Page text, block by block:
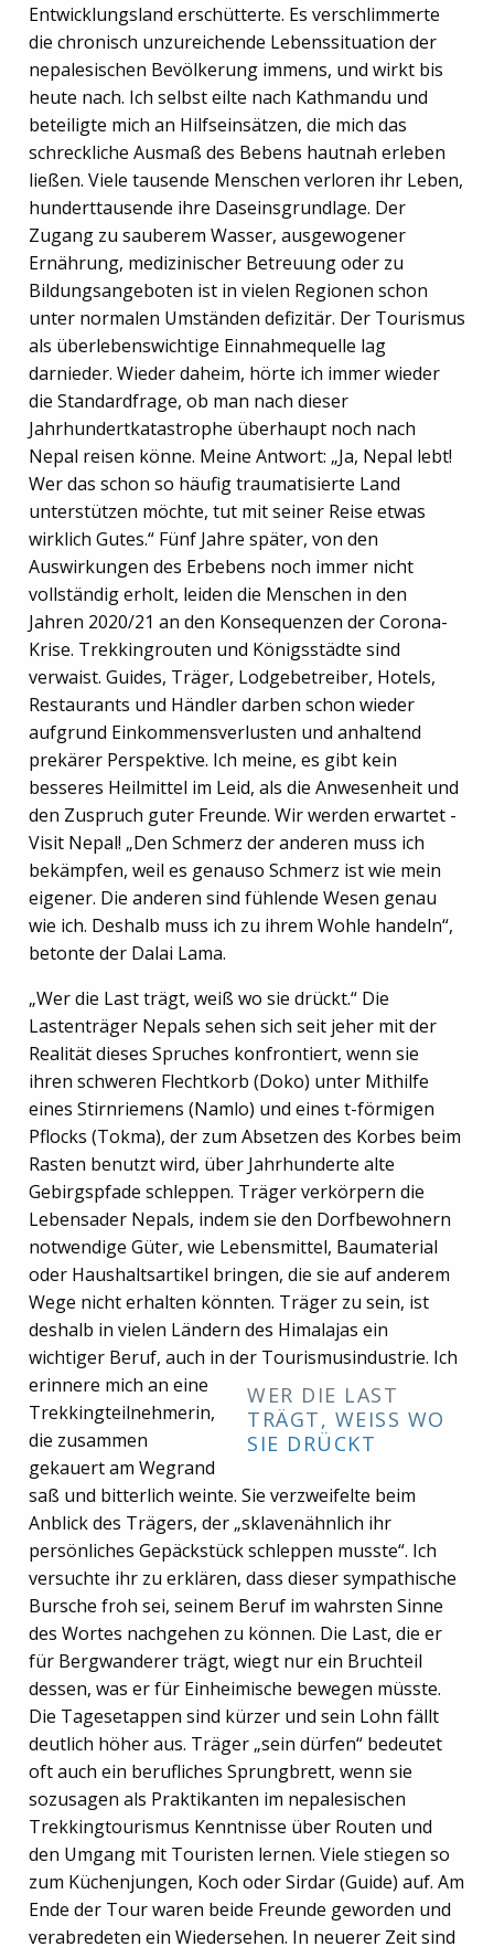
Entwicklungsland erschütterte. Es verschlimmerte
die chronisch unzureichende Lebenssituation der
nepalesischen Bevölkerung immens, und wirkt bis
heute nach. Ich selbst eilte nach Kathmandu und
beteiligte mich an Hilfseinsätzen, die mich das
schreckliche Ausmaß des Bebens hautnah erleben
ließen. Viele tausende Menschen verloren ihr Leben,
hunderttausende ihre Daseinsgrundlage. Der
Zugang zu sauberem Wasser, ausgewogener
Ernährung, medizinischer Betreuung oder zu
Bildungsangeboten ist in vielen Regionen schon
unter normalen Umständen defizitär. Der Tourismus
als überlebenswichtige Einnahmequelle lag
darnieder. Wieder daheim, hörte ich immer wieder
die Standardfrage, ob man nach dieser
Jahrhundertkatastrophe überhaupt noch nach
Nepal reisen könne. Meine Antwort: „Ja, Nepal lebt!
Wer das schon so häufig traumatisierte Land
unterstützen möchte, tut mit seiner Reise etwas
wirklich Gutes.“ Fünf Jahre später, von den
Auswirkungen des Erbebens noch immer nicht
vollständig erholt, leiden die Menschen in den
Jahren 2020/21 an den Konsequenzen der Corona-
Krise. Trekkingrouten und Königsstädte sind
verwaist. Guides, Träger, Lodgebetreiber, Hotels,
Restaurants und Händler darben schon wieder
aufgrund Einkommensverlusten und anhaltend
prekärer Perspektive. Ich meine, es gibt kein
besseres Heilmittel im Leid, als die Anwesenheit und
den Zuspruch guter Freunde. Wir werden erwartet -
Visit Nepal! „Den Schmerz der anderen muss ich
bekämpfen, weil es genauso Schmerz ist wie mein
eigener. Die anderen sind fühlende Wesen genau
wie ich. Deshalb muss ich zu ihrem Wohle handeln“,
betonte der Dalai Lama.
„Wer die Last trägt, weiß wo sie drückt.“ Die
Lastenträger Nepals sehen sich seit jeher mit der
Realität dieses Spruches konfrontiert, wenn sie
ihren schweren Flechtkorb (Doko) unter Mithilfe
eines Stirnriemens (Namlo) und eines t-förmigen
Pflocks (Tokma), der zum Absetzen des Korbes beim
Rasten benutzt wird, über Jahrhunderte alte
Gebirgspfade schleppen. Träger verkörpern die
Lebensader Nepals, indem sie den Dorfbewohnern
notwendige Güter, wie Lebensmittel, Baumaterial
oder Haushaltsartikel bringen, die sie auf anderem
Wege nicht erhalten könnten. Träger zu sein, ist
deshalb in vielen Ländern des Himalajas ein
wichtiger Beruf, auch in der Tourismusindustrie.
WER DIE LAST
TRÄGT, WEISS WO S
IE DRÜCKT
Ich
erinnere mich an eine
Trekkingteilnehmerin,
die zusammen
gekauert am Wegrand
saß und bitterlich weinte. Sie verzweifelte beim
Anblick des Trägers, der „sklavenähnlich ihr
persönliches Gepäckstück schleppen musste“. Ich
versuchte ihr zu erklären, dass dieser sympathische
Bursche froh sei, seinem Beruf im wahrsten Sinne
des Wortes nachgehen zu können. Die Last, die er
für Bergwanderer trägt, wiegt nur ein Bruchteil
dessen, was er für Einheimische bewegen müsste.
Die Tagesetappen sind kürzer und sein Lohn fällt
deutlich höher aus. Träger „sein dürfen“ bedeutet
oft auch ein berufliches Sprungbrett, wenn sie
sozusagen als Praktikanten im nepalesischen
Trekkingtourismus Kenntnisse über Routen und
den Umgang mit Touristen lernen. Viele stiegen so
zum Küchenjungen, Koch oder Sirdar (Guide) auf. Am
Ende der Tour waren beide Freunde geworden und
verabredeten ein Wiedersehen. In neuerer Zeit sind